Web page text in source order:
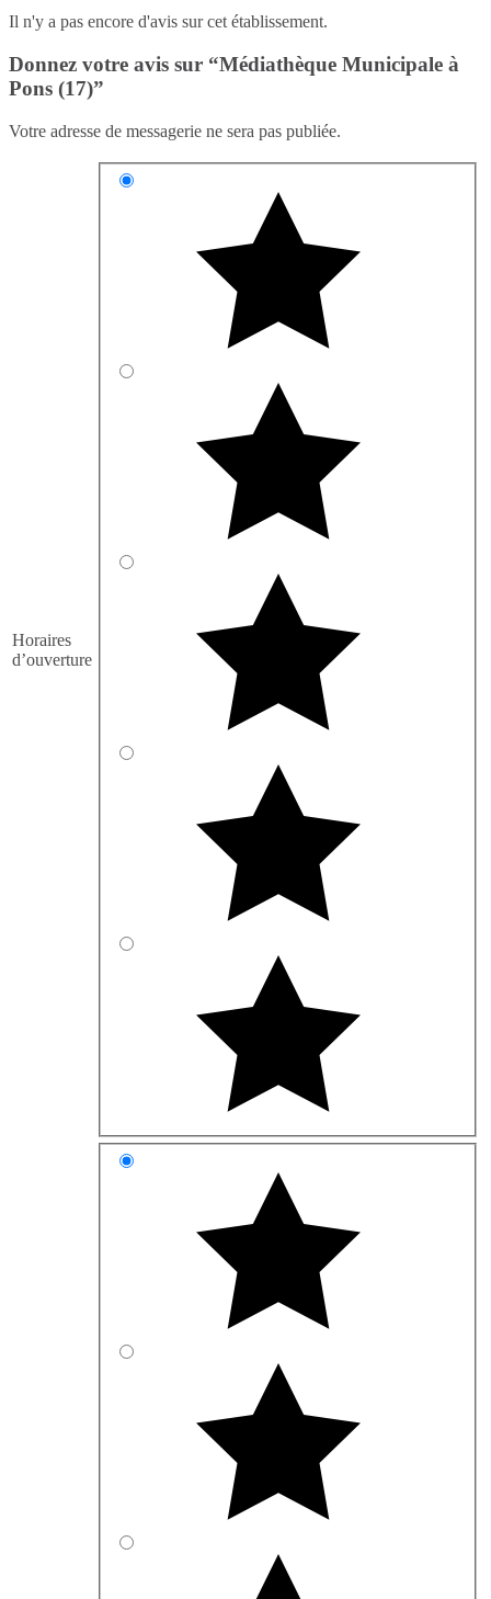
Il n'y a pas encore d'avis sur cet établissement.
Donnez votre avis sur “Médiathèque Municipale à
Pons (17)”
Votre adresse de messagerie ne sera pas publiée.
Horaires
d’ouverture